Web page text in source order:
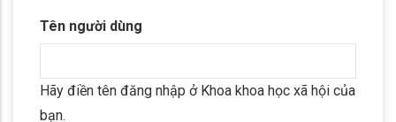
Tên người dùng
Hãy điền tên đăng nhập ở Khoa khoa học xã hội của
bạn.